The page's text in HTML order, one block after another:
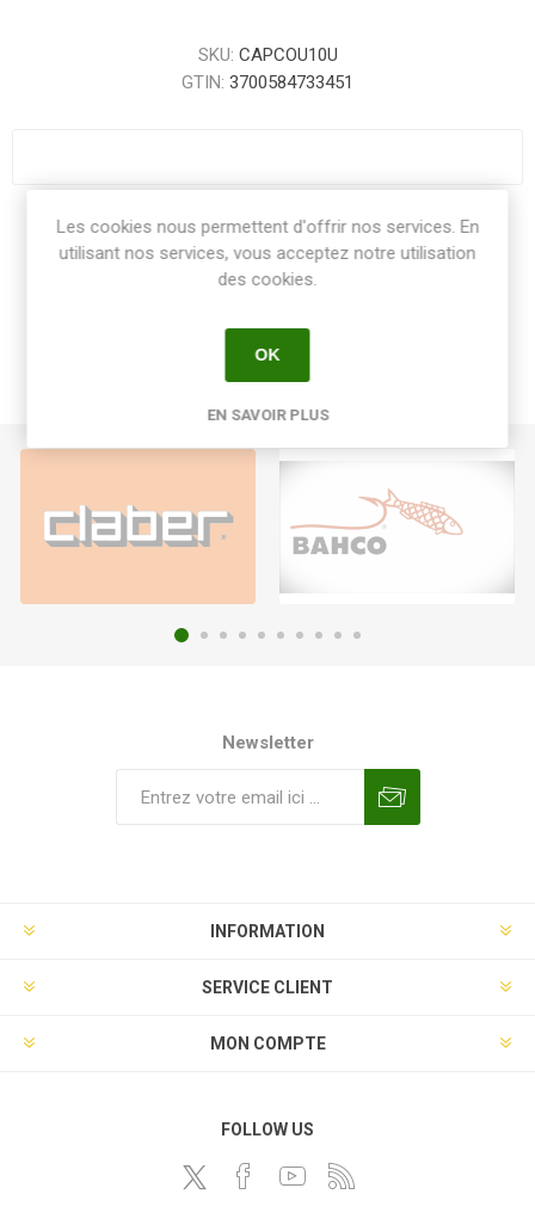
SKU: CAPCOU10U
GTIN: 3700584733451
Share:
Newsletter
INFORMATION
SERVICE CLIENT
MON COMPTE
FOLLOW US
Les cookies nous permettent d'offrir nos services. En
utilisant nos services, vous acceptez notre utilisation
des cookies.
OK
EN SAVOIR PLUS